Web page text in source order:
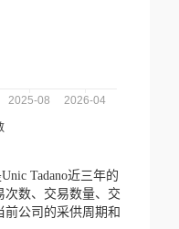
Unic Tadano近三年的
次数、交易数量、交
公司的采供周期和